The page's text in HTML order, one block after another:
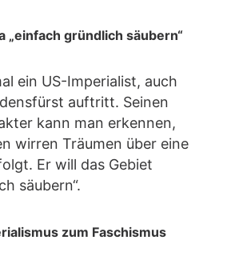
„einfach gründlich säubern“
ein US-Imperialist, auch
auftritt. Seinen
kann man erkennen,
wirren Träumen über eine
Er will das Gebiet
säubern“.
zum Faschismus